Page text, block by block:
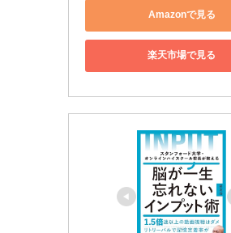
Amazonで見る
楽天市場で見る